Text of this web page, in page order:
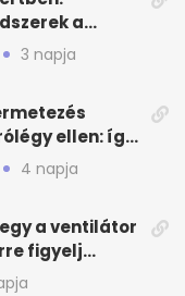
a
nyáron
3 napja
ellen: így
4 napja
a ventilátor
figyelj